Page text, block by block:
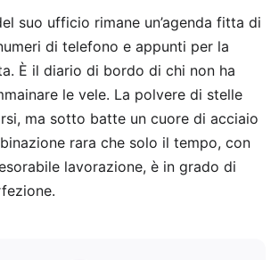
suo ufficio rimane un’agenda fitta di
di telefono e appunti per la
È il diario di bordo di chi non ha
le vele. La polvere di stelle
ma sotto batte un cuore di acciaio
rara che solo il tempo, con
lavorazione, è in grado di